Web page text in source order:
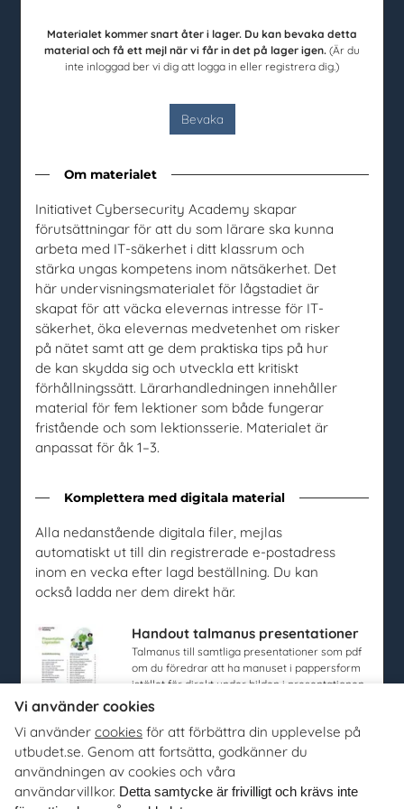
Materialet kommer snart åter i lager. Du kan bevaka detta
material och få ett mejl när vi får in det på lager igen. (Är du
inte inloggad ber vi dig att logga in eller registrera dig.)
Bevaka
Om materialet
Initiativet Cybersecurity Academy skapar
förutsättningar för att du som lärare ska kunna
arbeta med IT-säkerhet i ditt klassrum och
stärka ungas kompetens inom nätsäkerhet. Det
här undervisningsmaterialet för lågstadiet är
skapat för att väcka elevernas intresse för IT-
säkerhet, öka elevernas medvetenhet om risker
på nätet samt att ge dem praktiska tips på hur
de kan skydda sig och utveckla ett kritiskt
förhållningssätt. Lärarhandledningen innehåller
material för fem lektioner som både fungerar
fristående och som lektionsserie. Materialet är
anpassat för åk 1–3.
Komplettera med digitala material
Alla nedanstående digitala filer, mejlas
automatiskt ut till din registrerade e-postadress
inom en vecka efter lagd beställning. Du kan
också ladda ner dem direkt här.
Handout talmanus presentationer
Talmanus till samtliga presentationer som pdf
om du föredrar att ha manuset i pappersform
istället för direkt under bilden i presentationen.
Lektion 3 - Arbetsblad Skapa bra
lösenord
Ta del av en redigerbar version av arbetsblad till
lektion 3 ifall att du vill anpassar arbetsbladet.
020-67 60 50
info@utbudet.se
facebookinstagram
Kundtjänst
Kontakt
Vanliga frågor och svar
Så beställer du
Mina sidor
Beställ material
Alla material
Avsändare
Senast inkomna
Topplistor
Mer för skolan
Gratis evenemang
Om oss
Om utbudet.se
Integritetspolicy m.m.
För avsändare
Medverka på utbudet.se
Utbudet.se distribuerar
organisationers, myndigheters och företags egna material
till Sveriges alla skolor, universitet och högskolor. Tjänsten
är kostnadsfri för lärare, studie- och yrkesvägledare och
annan skolpersonal.
Vi använder cookies
Vi använder cookies för att förbättra din upplevelse på
utbudet.se. Genom att fortsätta, godkänner du
användningen av cookies och våra
användarvillkor. Detta samtycke är frivilligt och krävs inte